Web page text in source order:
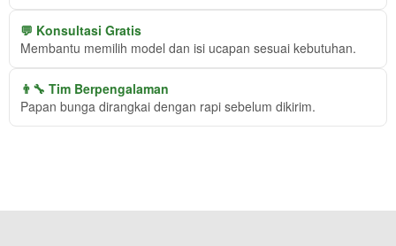
💬 Konsultasi Gratis
Membantu memilih model dan isi ucapan sesuai kebutuhan.
👨‍🔧 Tim Berpengalaman
Papan bunga dirangkai dengan rapi sebelum dikirim.